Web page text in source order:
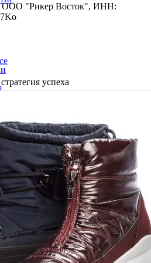
ООО "Рикер Восток", ИНН:
успеха